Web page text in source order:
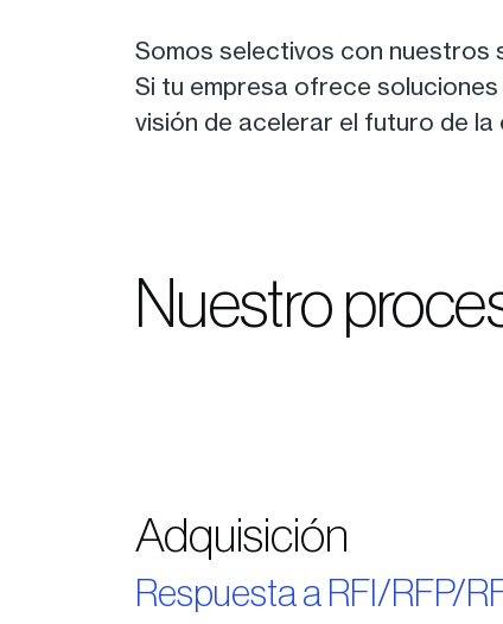
Somos selectivos con nuestros
Si tu empresa ofrece
visión de acelerar el futuro de
Nuestro
Adquisición
Respuesta a RFI/RFP/